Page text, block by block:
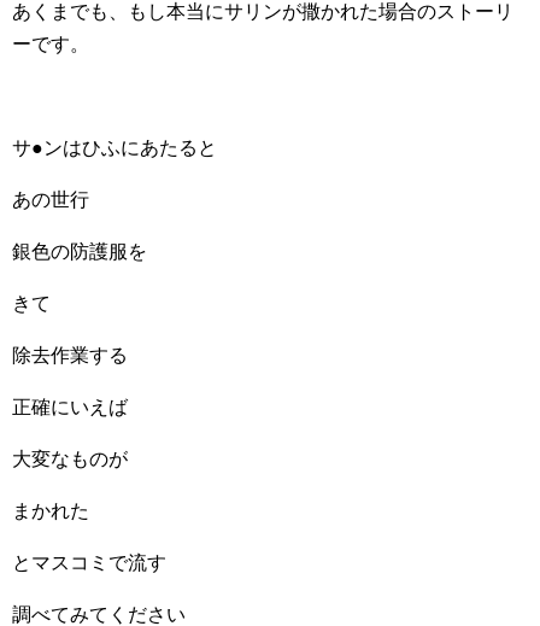
あくまでも、もし本当にサリンが撒かれた場合のストーリ
ーです。
サ●ンはひふにあたると
あの世行
銀色の防護服を
きて
除去作業する
正確にいえば
大変なものが
まかれた
とマスコミで流す
調べてみてください